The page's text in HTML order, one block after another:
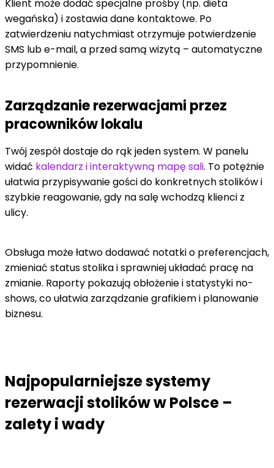
Klient może dodać specjalne prośby (np. dieta
wegańska) i zostawia dane kontaktowe. Po
zatwierdzeniu natychmiast otrzymuje potwierdzenie
SMS lub e-mail, a przed samą wizytą – automatyczne
przypomnienie.
Zarządzanie rezerwacjami przez
pracowników lokalu
Twój zespół dostaje do rąk jeden system. W panelu
widać kalendarz i interaktywną mapę sali. To potężnie
ułatwia przypisywanie gości do konkretnych stolików i
szybkie reagowanie, gdy na salę wchodzą klienci z
ulicy.
Obsługa może łatwo dodawać notatki o preferencjach,
zmieniać status stolika i sprawniej układać pracę na
zmianie. Raporty pokazują obłożenie i statystyki no-
shows, co ułatwia zarządzanie grafikiem i planowanie
biznesu.
Najpopularniejsze systemy
rezerwacji stolików w Polsce –
zalety i wady